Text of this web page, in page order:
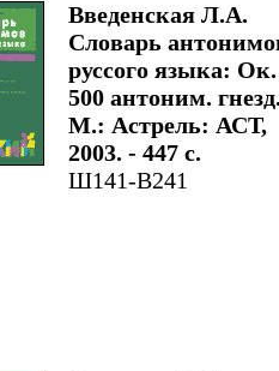
Введенская Л.А.
Словарь
руссого языка: Ок.
500 антоним.
М.: Астрель: АСТ,
2003. - 447 с.
Ш141-В241